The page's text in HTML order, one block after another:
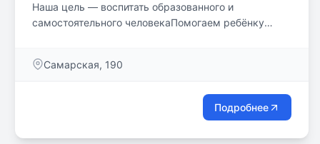
Наша цель — воспитать образованного и
самостоятельного человекаПомогаем ребёнку
Самарская, 190
Подробнее